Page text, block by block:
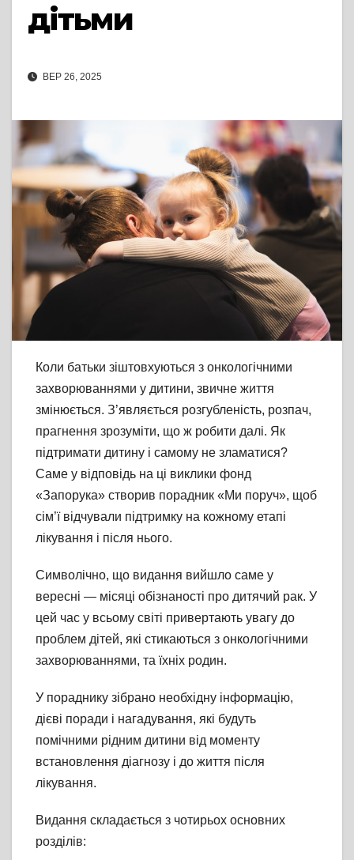
дітьми
ВЕР 26, 2025
Коли батьки зіштовхуються з онкологічними
захворюваннями у дитини, звичне життя
змінюється. З’являється розгубленість, розпач,
прагнення зрозуміти, що ж робити далі. Як
підтримати дитину і самому не зламатися?
Саме у відповідь на ці виклики фонд
«Запорука» створив порадник «Ми поруч», щоб
сім’ї відчували підтримку на кожному етапі
лікування і після нього.
Символічно, що видання вийшло саме у
вересні — місяці обізнаності про дитячий рак. У
цей час у всьому світі привертають увагу до
проблем дітей, які стикаються з онкологічними
захворюваннями, та їхніх родин.
У пораднику зібрано необхідну інформацію,
дієві поради і нагадування, які будуть
помічними рідним дитини від моменту
встановлення діагнозу і до життя після
лікування.
Видання складається з чотирьох основних
розділів: